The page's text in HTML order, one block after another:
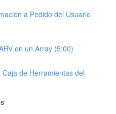
a Pedido del Usuario
en un Array (5:00)
de Herramientas del